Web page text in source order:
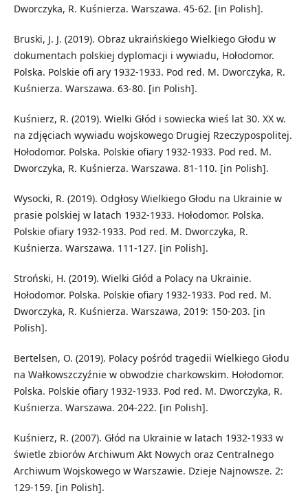
Dworczyka, R. Kuśnierza. Warszawa. 45-62. [in Polish].
Bruski, J. J. (2019). Obraz ukraińskiego Wielkiego Głodu w
dokumentach polskiej dyplomacji i wywiadu, Hołodomor.
Polska. Polskie ofi ary 1932-1933. Pod red. M. Dworczyka, R.
Kuśnierza. Warszawa. 63-80. [in Polish].
Kuśnierz, R. (2019). Wielki Głód i sowiecka wieś lat 30. XX w.
na zdjęciach wywiadu wojskowego Drugiej Rzeczypospolitej.
Hołodomor. Polska. Polskie ofiary 1932-1933. Pod red. M.
Dworczyka, R. Kuśnierza. Warszawa. 81-110. [in Polish].
Wysocki, R. (2019). Odgłosy Wielkiego Głodu na Ukrainie w
prasie polskiej w latach 1932-1933. Hołodomor. Polska.
Polskie ofiary 1932-1933. Pod red. M. Dworczyka, R.
Kuśnierza. Warszawa. 111-127. [in Polish].
Stroński, H. (2019). Wielki Głód a Polacy na Ukrainie.
Hołodomor. Polska. Polskie ofiary 1932-1933. Pod red. M.
Dworczyka, R. Kuśnierza. Warszawa, 2019: 150-203. [in
Polish].
Bertelsen, O. (2019). Polacy pośród tragedii Wielkiego Głodu
na Wałkowszczyźnie w obwodzie charkowskim. Hołodomor.
Polska. Polskie ofiary 1932-1933. Pod red. M. Dworczyka, R.
Kuśnierza. Warszawa. 204-222. [in Polish].
Kuśnierz, R. (2007). Głód na Ukrainie w latach 1932-1933 w
świetle zbiorów Archiwum Akt Nowych oraz Centralnego
Archiwum Wojskowego w Warszawie. Dzieje Najnowsze. 2:
129-159. [in Polish].